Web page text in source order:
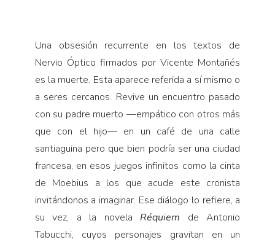
Una obsesión recurrente en los textos de
Nervio Óptico firmados por Vicente Montañés
es la muerte. Esta aparece referida a sí mismo o
a seres cercanos. Revive un encuentro pasado
con su padre muerto —empático con otros más
que con el hijo— en un café de una calle
santiaguina pero que bien podría ser una ciudad
francesa, en esos juegos infinitos como la cinta
de Moebius a los que acude este cronista
invitándonos a imaginar. Ese diálogo lo refiere, a
su vez, a la novela Réquiem de Antonio
Tabucchi, cuyos personajes gravitan en un